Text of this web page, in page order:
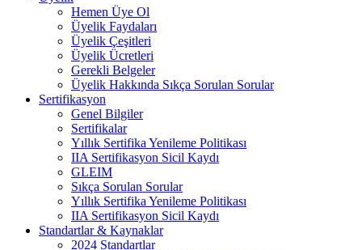
Hemen Üye Ol
Üyelik Faydaları
Üyelik Çeşitleri
Üyelik Ücretleri
Gerekli Belgeler
Üyelik Hakkında Sıkça Sorulan Sorular
Sertifikasyon
Genel Bilgiler
Sertifikalar
Yıllık Sertifika Yenileme Politikası
IIA Sertifikasyon Sicil Kaydı
GLEIM
Sıkça Sorulan Sorular
Yıllık Sertifika Yenileme Politikası
IIA Sertifikasyon Sicil Kaydı
Standartlar & Kaynaklar
2024 Standartlar